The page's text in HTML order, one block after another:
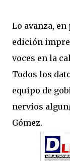
Lo avanza,
edición
voces en la
Todos los
equipo de
nervios
Gómez.